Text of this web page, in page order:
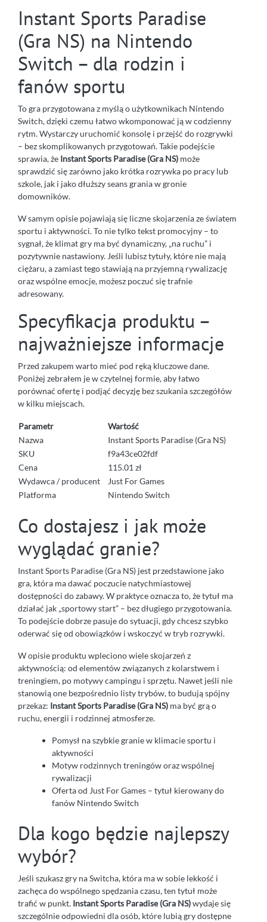
Instant Sports Paradise
(Gra NS) na Nintendo
Switch – dla rodzin i
fanów sportu
To gra przygotowana z myślą o użytkownikach Nintendo
Switch, dzięki czemu łatwo wkomponować ją w codzienny
rytm. Wystarczy uruchomić konsolę i przejść do rozgrywki
– bez skomplikowanych przygotowań. Takie podejście
sprawia, że Instant Sports Paradise (Gra NS) może
sprawdzić się zarówno jako krótka rozrywka po pracy lub
szkole, jak i jako dłuższy seans grania w gronie
domowników.
W samym opisie pojawiają się liczne skojarzenia ze światem
sportu i aktywności. To nie tylko tekst promocyjny – to
sygnał, że klimat gry ma być dynamiczny, „na ruchu” i
pozytywnie nastawiony. Jeśli lubisz tytuły, które nie mają
ciężaru, a zamiast tego stawiają na przyjemną rywalizację
oraz wspólne emocje, możesz poczuć się trafnie
adresowany.
Specyfikacja produktu –
najważniejsze informacje
Przed zakupem warto mieć pod ręką kluczowe dane.
Poniżej zebrałem je w czytelnej formie, aby łatwo
porównać ofertę i podjąć decyzję bez szukania szczegółów
w kilku miejscach.
Parametr
Wartość
Nazwa
Instant Sports Paradise (Gra NS)
SKU
f9a43ce02fdf
Cena
115.01 zł
Wydawca / producent
Just For Games
Platforma
Nintendo Switch
Co dostajesz i jak może
wyglądać granie?
Instant Sports Paradise (Gra NS) jest przedstawione jako
gra, która ma dawać poczucie natychmiastowej
dostępności do zabawy. W praktyce oznacza to, że tytuł ma
działać jak „sportowy start” – bez długiego przygotowania.
To podejście dobrze pasuje do sytuacji, gdy chcesz szybko
oderwać się od obowiązków i wskoczyć w tryb rozrywki.
W opisie produktu wpleciono wiele skojarzeń z
aktywnością: od elementów związanych z kolarstwem i
treningiem, po motywy campingu i sprzętu. Nawet jeśli nie
stanowią one bezpośrednio listy trybów, to budują spójny
przekaz: Instant Sports Paradise (Gra NS) ma być grą o
ruchu, energii i rodzinnej atmosferze.
Pomysł na szybkie granie w klimacie sportu i
aktywności
Motyw rodzinnych treningów oraz wspólnej
rywalizacji
Oferta od Just For Games – tytuł kierowany do
fanów Nintendo Switch
Dla kogo będzie najlepszy
wybór?
Jeśli szukasz gry na Switcha, która ma w sobie lekkość i
zachęca do wspólnego spędzania czasu, ten tytuł może
trafić w punkt. Instant Sports Paradise (Gra NS)wydaje się
szczególnie odpowiedni dla osób, które lubią gry dostępne